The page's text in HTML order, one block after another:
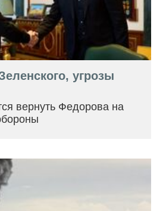
угрозы
вернуть Федорова на